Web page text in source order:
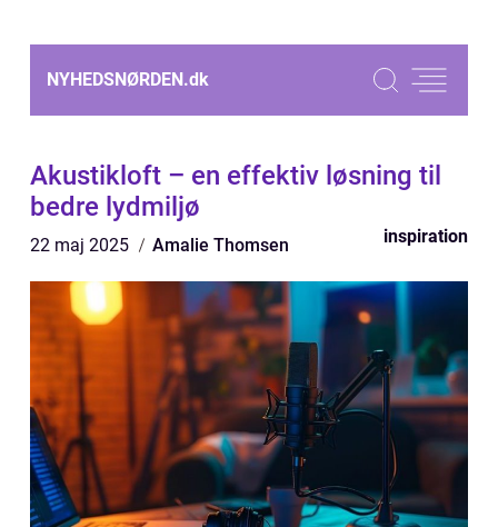
NYHEDSNØRDEN.dk
Akustikloft – en effektiv løsning til
bedre lydmiljø
22 maj 2025 Amalie Thomsen inspiration